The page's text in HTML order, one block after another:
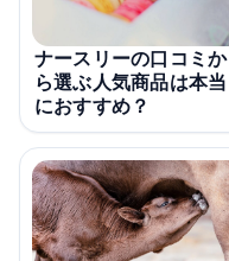
ナースリーの口コミか
ら選ぶ人気商品は本当
におすすめ？